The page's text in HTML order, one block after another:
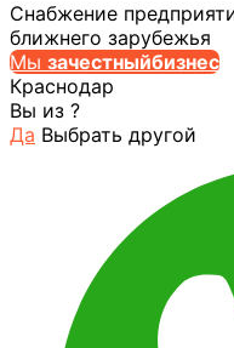
Снабжение
ближнего зарубежья
Мы зачестныйбизнес
Краснодар
Вы из ?
Да Выбрать другой